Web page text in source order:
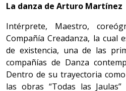
La danza de Arturo Martínez
Intérprete, Maestro,
Compañía Creadanza, la cual
de existencia, una de las
compañías de Danza
Dentro de su trayectoria
las obras “Todas las